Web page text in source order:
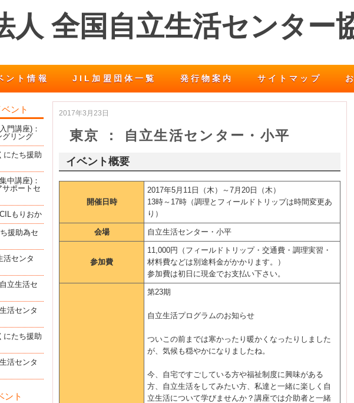
人 全国自立生活センター
ント情報 JIL加盟団体一覧 発行物案内 サイトマップ
2017年3月23日
東京 ： 自立生活センター・小平
イベント概要
開催日時
2017年5月11日（木）～7月20日（木）
13時～17時（調理とフィールドトリップは時間変更あ
り）
会場 自立生活センター・小平
参加費
11,000円（フィールドトリップ・交通費・調理実習・
材料費などは別途料金がかかります。）
参加費は初日に現金でお支払い下さい。
第23期
自立生活プログラムのお知らせ
ついこの前までは寒かったり暖かくなったりしました
が、気候も穏やかになりましたね。
今、自宅ですごしている方や福祉制度に興味がある
方、自立生活をしてみたい方、私達と一緒に楽しく自
立生活について学びませんか？講座では介助者と一緒
ント
門講座)：
グリング
にたち援助
中講座)：
サポートセ
もりおか
援助為セ
活センタ
立生活セ
活センタ
にたち援助
活センタ
ント